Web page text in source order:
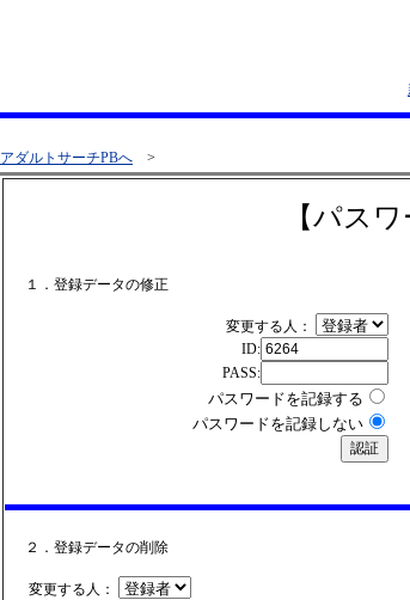
アダルトサーチPBへ >
【パス
１．登録データの修正
変更する人：
ID:
PASS:
パスワードを記録する
パスワードを記録しない
２．登録データの削除
変更する人：